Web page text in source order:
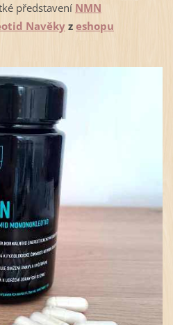
představení NMN
Navěkyz eshopu